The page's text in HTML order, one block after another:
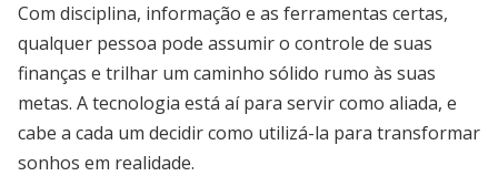
Com disciplina, informação e as ferramentas certas,
qualquer pessoa pode assumir o controle de suas
finanças e trilhar um caminho sólido rumo às suas
metas. A tecnologia está aí para servir como aliada, e
cabe a cada um decidir como utilizá-la para transformar
sonhos em realidade.